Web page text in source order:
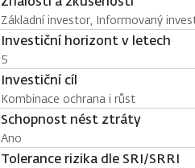
Základní investor, Informovaný
Investiční horizont v letech
5
Investiční cíl
Kombinace ochrana i růst
Schopnost nést ztráty
Ano
Tolerance rizika dle SRI/SRRI